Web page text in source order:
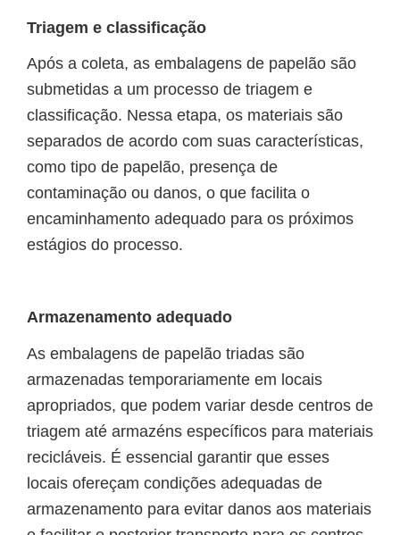
Triagem e classificação
Após a coleta, as embalagens de papelão são
submetidas a um processo de triagem e
classificação. Nessa etapa, os materiais são
separados de acordo com suas características,
como tipo de papelão, presença de
contaminação ou danos, o que facilita o
encaminhamento adequado para os próximos
estágios do processo.
Armazenamento adequado
As embalagens de papelão triadas são
armazenadas temporariamente em locais
apropriados, que podem variar desde centros de
triagem até armazéns específicos para materiais
recicláveis. É essencial garantir que esses
locais ofereçam condições adequadas de
armazenamento para evitar danos aos materiais